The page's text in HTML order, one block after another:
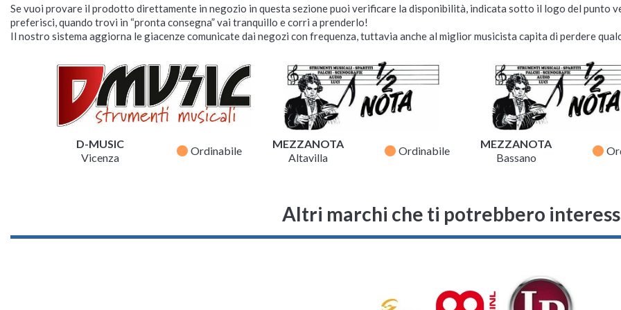
Se vuoi provare il prodotto direttamente in negozio in questa sezione puoi verificare la disponibilità, indicata sotto il logo del punto
preferisci, quando trovi in “pronta consegna” vai tranquillo e corri a prenderlo!
Il nostro sistema aggiorna le giacenze comunicate dai negozi con frequenza, tuttavia anche al miglior musicista capita di perdere
D-MUSIC
Vicenza
fiber_manual_record Ordinabile
MEZZANOTA
Altavilla
fiber_manual_record Ordinabile
MEZZANOTA
Bassano
fiber_manual_record
Altri marchi che ti potrebbero